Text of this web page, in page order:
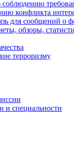
соблюдению
конфликта
для сообщений о
обзоры,
терроризму
и специальности